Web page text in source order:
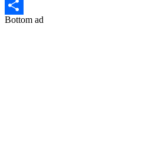
Share
Bottom ad